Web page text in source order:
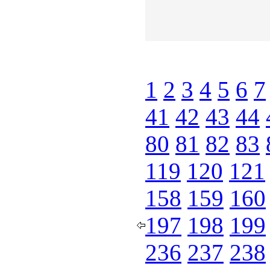
1 2 3 4 5 6 7
41 42 43 44
80 81 82 83
119 120 121
158 159 160
197 198 199
236 237 238